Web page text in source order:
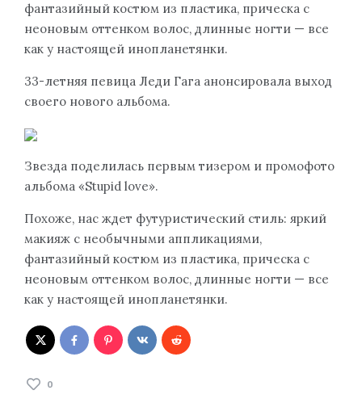
фантазийный костюм из пластика, прическа с
неоновым оттенком волос, длинные ногти — все
как у настоящей инопланетянки.
33-летняя певица Леди Гага анонсировала выход
своего нового альбома.
Звезда поделилась первым тизером и промофото
альбома «Stupid love».
Похоже, нас ждет футуристический стиль: яркий
макияж с необычными аппликациями,
фантазийный костюм из пластика, прическа с
неоновым оттенком волос, длинные ногти — все
как у настоящей инопланетянки.
0